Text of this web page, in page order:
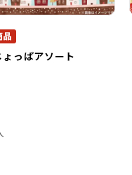
ょっぱアソート